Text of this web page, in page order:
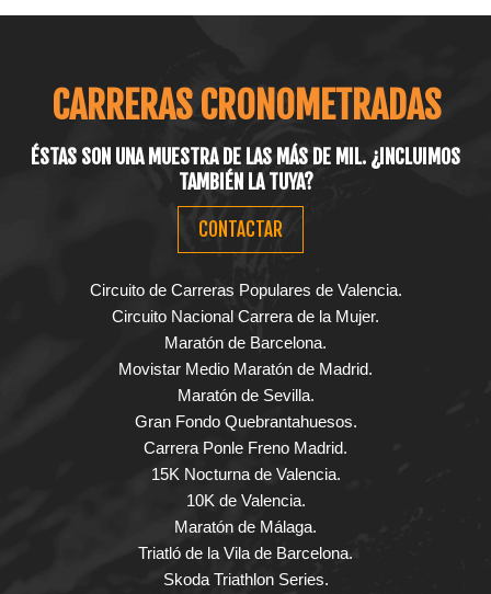
CARRERAS CRONOMETRADAS
ÉSTAS SON UNA MUESTRA DE LAS MÁS DE MIL. ¿INCLUIMOS
TAMBIÉN LA TUYA?
CONTACTAR
Circuito de Carreras Populares de Valencia.
Circuito Nacional Carrera de la Mujer.
Maratón de Barcelona.
Movistar Medio Maratón de Madrid.
Maratón de Sevilla.
Gran Fondo Quebrantahuesos.
Carrera Ponle Freno Madrid.
15K Nocturna de Valencia.
10K de Valencia.
Maratón de Málaga.
Triatló de la Vila de Barcelona.
Skoda Triathlon Series.